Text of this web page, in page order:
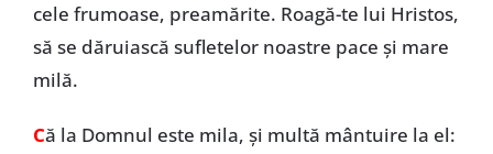
cele frumoase, preamărite. Roagă-te lui Hristos,
să se dăruiască sufletelor noastre pace şi mare
milă.
Că la Domnul este mila, și multă mântuire la el: